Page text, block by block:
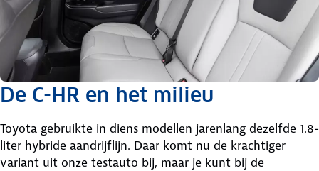
De C-HR en het milieu
Toyota gebruikte in diens modellen jarenlang dezelfde 1.8-
liter hybride aandrijflijn. Daar komt nu de krachtiger
variant uit onze testauto bij, maar je kunt bij de